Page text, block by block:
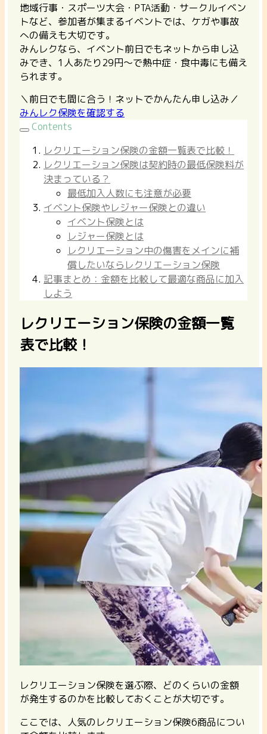
地域行事・スポーツ大会・PTA活動・サークルイベン
トなど、参加者が集まるイベントでは、ケガや事故
への備えも大切です。
みんレクなら、イベント前日でもネットから申し込
みでき、1人あたり29円〜で熱中症・食中毒にも備え
られます。
＼前日でも間に合う！ネットでかんたん申し込み／
みんレク保険を確認する
Contents
レクリエーション保険の金額一覧表で比較！
レクリエーション保険は契約時の最低保険料が
決まっている？
最低加入人数にも注意が必要
イベント保険やレジャー保険との違い
イベント保険とは
レジャー保険とは
レクリエーション中の傷害をメインに補
償したいならレクリエーション保険
記事まとめ：金額を比較して最適な商品に加入
しよう
レクリエーション保険の金額一覧
表で比較！
レクリエーション保険を選ぶ際、どのくらいの金額
が発生するのかを比較しておくことが大切です。
ここでは、人気のレクリエーション保険6商品につい